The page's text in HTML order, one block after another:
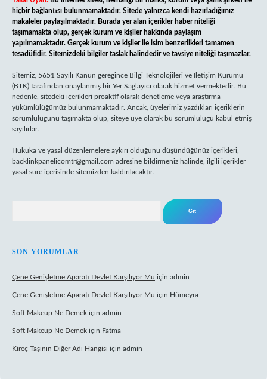
hiçbir bağlantısı bulunmamaktadır. Sitede yalnızca kendi hazırladığımız
makaleler paylaşılmaktadır. Burada yer alan içerikler haber niteliği
taşımamakta olup, gerçek kurum ve kişiler hakkında paylaşım
yapılmamaktadır. Gerçek kurum ve kişiler ile isim benzerlikleri tamamen
tesadüfidir. Sitemizdeki bilgiler taslak halindedir ve tavsiye niteliği taşımazlar.
Sitemiz, 5651 Sayılı Kanun gereğince Bilgi Teknolojileri ve İletişim Kurumu
(BTK) tarafından onaylanmış bir Yer Sağlayıcı olarak hizmet vermektedir. Bu
nedenle, sitedeki içerikleri proaktif olarak denetleme veya araştırma
yükümlülüğümüz bulunmamaktadır. Ancak, üyelerimiz yazdıkları içeriklerin
sorumluluğunu taşımakta olup, siteye üye olarak bu sorumluluğu kabul etmiş
sayılırlar.
Hukuka ve yasal düzenlemelere aykırı olduğunu düşündüğünüz içerikleri,
backlinkpanelicomtr@gmail.com adresine bildirmeniz halinde, ilgili içerikler
yasal süre içerisinde sitemizden kaldırılacaktır.
SON YORUMLAR
Çene Genişletme Aparatı Devlet Karşılıyor Mu için admin
Çene Genişletme Aparatı Devlet Karşılıyor Mu için Hümeyra
Soft Makeup Ne Demek için admin
Soft Makeup Ne Demek için Fatma
Kireç Taşının Diğer Adı Hangisi için admin